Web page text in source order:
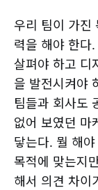
우리 팀이 가진
력을 해야 한다
살펴야 하고 디
을 발전시켜야
팀들과 회사도
없어 보였던 마
닿는다. 뭘 해
목적에 맞는지
해서 의견 차이